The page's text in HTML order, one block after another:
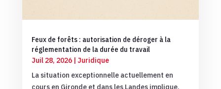
Feux de forêts : autorisation de déroger à la
réglementation de la durée du travail
Juil 28, 2026| Juridique
La situation exceptionnelle actuellement en
cours en Gironde et dans les Landes implique,